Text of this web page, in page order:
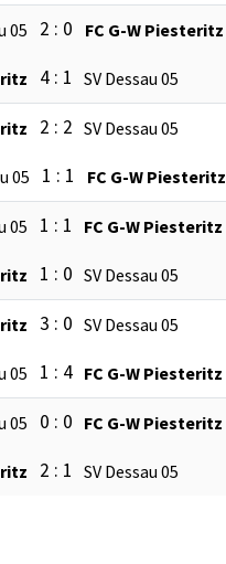
05 2 : 0 FC G-W Piesteritz
4 : 1 SV Dessau 05
2 : 2 SV Dessau 05
05 1 : 1 FC G-W Piesteritz
05 1 : 1 FC G-W Piesteritz
1 : 0 SV Dessau 05
3 : 0 SV Dessau 05
05 1 : 4 FC G-W Piesteritz
05 0 : 0 FC G-W Piesteritz
2 : 1 SV Dessau 05